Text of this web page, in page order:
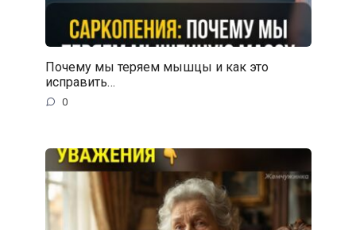
Почему мы теряем мышцы и как это
исправить…
0